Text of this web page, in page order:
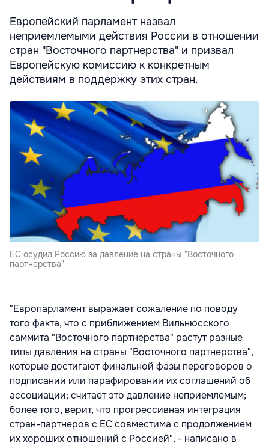
Европейский парламент назвал
неприемлемыми действия России в отношении
стран "Восточного партнерства" и призвал
Европейскую комиссию к конкретным
действиям в поддержку этих стран.
ЕС осудил Россию за давление на страны "Восточного
партнерства"
"Европарламент выражает сожаление по поводу
того факта, что с приближением Вильнюсского
саммита "Восточного партнерства" растут разные
типы давления на страны "Восточного партнерства",
которые достигают финальной фазы переговоров о
подписании или парафировании их соглашений об
ассоциации; считает это давление неприемлемым;
более того, верит, что прогрессивная интеграция
стран-партнеров с ЕС совместима с продолжением
их хороших отношений с Россией", - написано в